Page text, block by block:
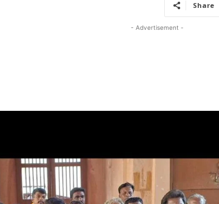
Share
- Advertisement -